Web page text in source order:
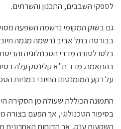
לספקי השבבים, התכנון והשרתים.
גם בשוק המקומי נרשמה השפעה
בבורסה בתל אביב נרשמה מגמה
על רקע המומנטום החיובי במניות
התמונה הכוללת שעולה מן הסקירה
השקעות ענק, אך הדוחות האחרונים